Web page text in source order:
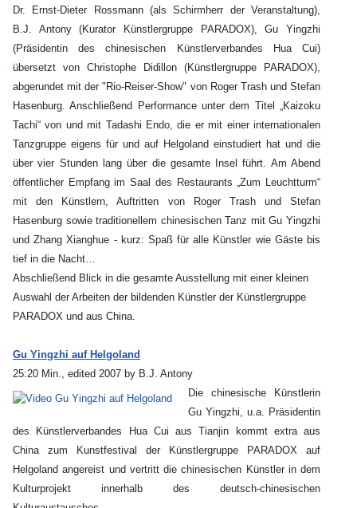
Dr. Ernst-Dieter Rossmann (als Schirmherr der Veranstaltung),
B.J. Antony (Kurator Künstlergruppe PARADOX), Gu Yingzhi
(Präsidentin des chinesischen Künstlerverbandes Hua Cui)
übersetzt von Christophe Didillon (Künstlergruppe PARADOX),
abgerundet mit der "Rio-Reiser-Show" von Roger Trash und Stefan
Hasenburg. Anschließend Performance unter dem Titel „Kaizoku
Tachi“ von und mit Tadashi Endo, die er mit einer internationalen
Tanzgruppe eigens für und auf Helgoland einstudiert hat und die
über vier Stunden lang über die gesamte Insel führt. Am Abend
öffentlicher Empfang im Saal des Restaurants „Zum Leuchtturm“
mit den Künstlern, Auftritten von Roger Trash und Stefan
Hasenburg sowie traditionellem chinesischen Tanz mit Gu Yingzhi
und Zhang Xianghue - kurz: Spaß für alle Künstler wie Gäste bis
tief in die Nacht…
Abschließend Blick in die gesamte Ausstellung mit einer kleinen
Auswahl der Arbeiten der bildenden Künstler der Künstlergruppe
PARADOX und aus China.
Gu Yingzhi auf Helgoland
25:20 Min., edited 2007 by B.J. Antony
Die chinesische Künstlerin
Gu Yingzhi, u.a. Präsidentin
des Künstlerverbandes Hua Cui aus Tianjin kommt extra aus
China zum Kunstfestival der Künstlergruppe PARADOX auf
Helgoland angereist und vertritt die chinesischen Künstler in dem
Kulturprojekt innerhalb des deutsch-chinesischen